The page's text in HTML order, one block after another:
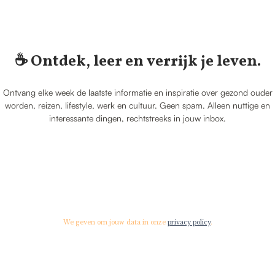
☕️ Ontdek, leer en verrijk je leven.
Ontvang elke week de laatste informatie en inspiratie over gezond ouder
worden, reizen, lifestyle, werk en cultuur. Geen spam. Alleen nuttige en
interessante dingen, rechtstreeks in jouw inbox.
We geven om jouw data in onze privacy policy.